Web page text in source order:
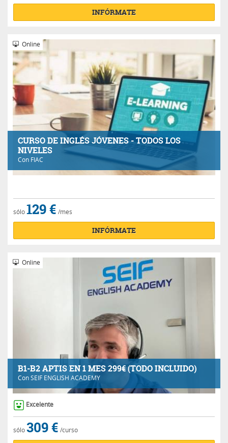
INFÓRMATE
CURSO DE INGLÉS JÓVENES - TODOS LOS
NIVELES
Con FIAC
Online
sólo129 € /mes
INFÓRMATE
B1-B2 APTIS EN 1 MES 299€ (TODO INCLUIDO)
ConSEIF ENGLISH ACADEMY
Online
Excelente
sólo309 € /curso